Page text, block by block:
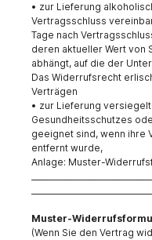
• zur Lieferung
Vertragsschluss
Tage nach
deren aktueller Wert von
abhängt, auf die der
Das Widerrufsrecht
Verträgen
• zur Lieferung
Gesundheitsschutzes
geeignet sind, wenn ihre
entfernt wurde,
Anlage: Muster-
Muster-
(Wenn Sie den Vertrag